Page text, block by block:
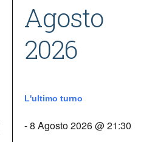
Agosto
2026
L'ultimo turno
- 8 Agosto 2026 @ 21:30